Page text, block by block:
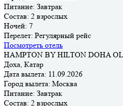
Питание: Завтрак
Состав: 2 взрослых
Ночей: 7
Перелет: Регулярный рейс
Посмотреть отель
HAMPTON BY HILTON DOHA
Доха, Катар
Дата вылета: 11.09.2026
Город вылета: Москва
Питание: Завтрак
Состав: 2 взрослых